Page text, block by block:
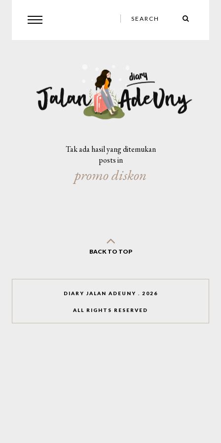
Tak ada hasil yang ditemukan
posts in
promo diskon
BACK TO TOP
DIARY JALAN ADEUNY 2026
ALL RIGHTS RESERVED